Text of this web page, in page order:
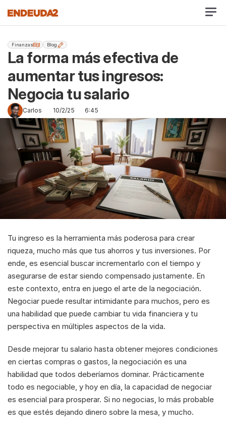
Finanzas Blog
La forma más efectiva de
aumentar tus ingresos:
Negocia tu salario
Carlos 10/2/25 6:45
Tu ingreso es la herramienta más poderosa para crear
riqueza, mucho más que tus ahorros y tus inversiones. Por
ende, es esencial buscar incrementarlo con el tiempo y
asegurarse de estar siendo compensado justamente. En
este contexto, entra en juego el arte de la negociación.
Negociar puede resultar intimidante para muchos, pero es
una habilidad que puede cambiar tu vida financiera y tu
perspectiva en múltiples aspectos de la vida.
Desde mejorar tu salario hasta obtener mejores condiciones
en ciertas compras o gastos, la negociación es una
habilidad que todos deberíamos dominar. Prácticamente
todo es negociable, y hoy en día, la capacidad de negociar
es esencial para prosperar. Si no negocias, lo más probable
es que estés dejando dinero sobre la mesa, y mucho.